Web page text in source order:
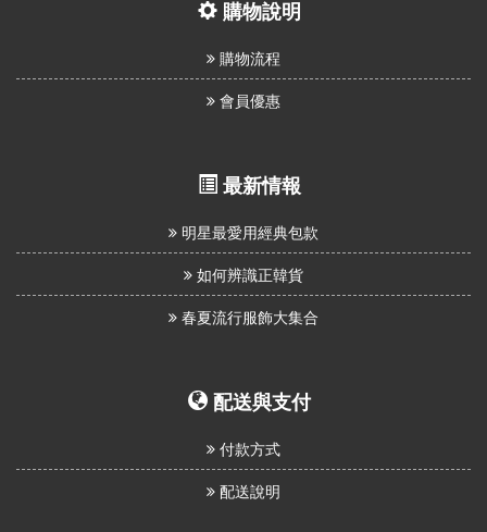
購物說明
購物流程
會員優惠
最新情報
明星最愛用經典包款
如何辨識正韓貨
春夏流行服飾大集合
配送與支付
付款方式
配送說明